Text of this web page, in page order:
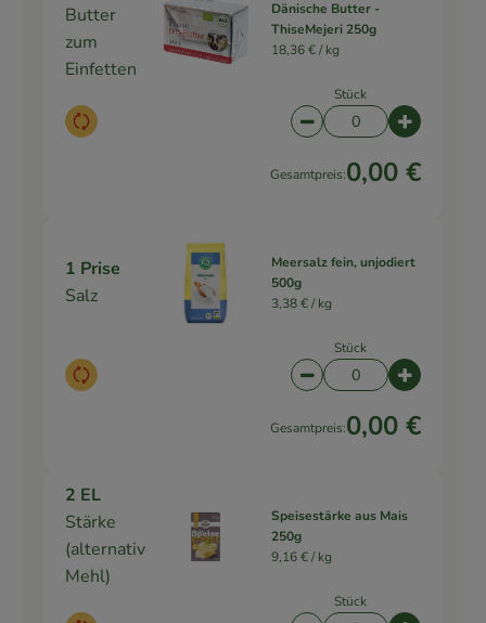
Butter
zum
Einfetten
Auswahl ändern
Dänische Butter -
ThiseMejeri 250g
18,36 € /kg
Stück
Artikelanzahl
Gesamtpreis:0,00 €
1 Prise
Salz
Auswahl ändern
Meersalz fein, unjodiert
500g
3,38 € /kg
Stück
Artikelanzahl
Gesamtpreis:0,00 €
2 EL
Stärke
(alternativ
Mehl)
Speisestärke aus Mais
250g
9,16 € /kg
Stück